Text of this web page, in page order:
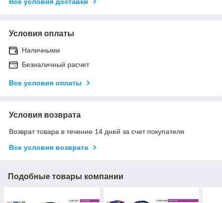
Условия оплаты
Наличными
Безналичный расчет
Все условия оплаты
Условия возврата
Возврат товара в течение 14 дней за счет покупателя
Все условия возврата
Подобные товары компании